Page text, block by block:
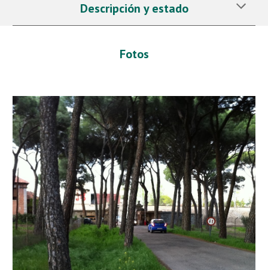
Descripción y estado
Fotos